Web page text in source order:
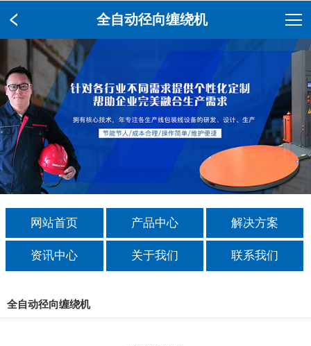
全自动径向缠绕机
网站首页 产品中心 解决方案
资讯中心 关于我们 联系我们
全自动径向缠绕机